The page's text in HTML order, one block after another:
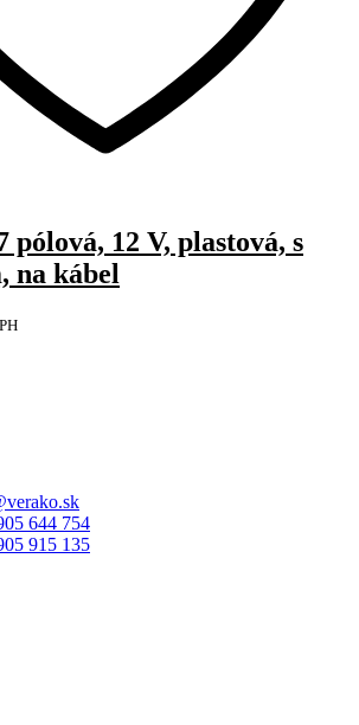
pólová, 12 V, plastová, s
na kábel
644 754
915 135